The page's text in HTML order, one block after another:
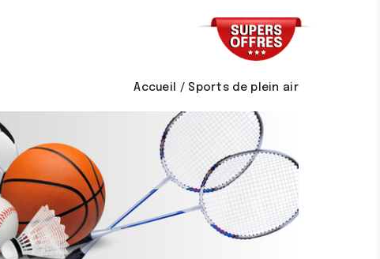
Accueil Sports de plein air